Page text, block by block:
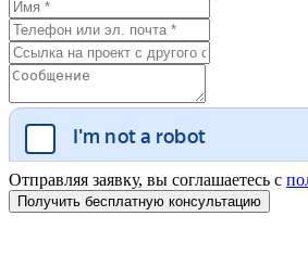
Отправляя заявку, вы соглашаетесь с